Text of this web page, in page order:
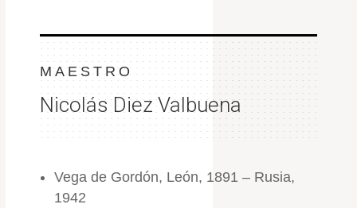
MAESTRO
Nicolás Diez Valbuena
Vega de Gordón, León, 1891 – Rusia,
1942